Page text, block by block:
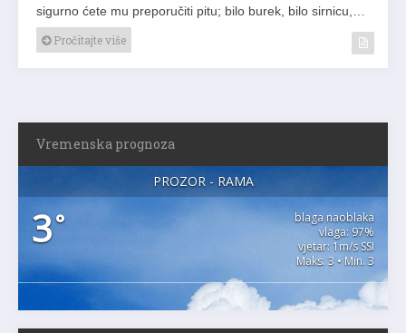
sigurno ćete mu preporučiti pitu; bilo burek, bilo sirnicu,…
Pročitajte više
Vremenska prognoza
PROZOR - RAMA
3°
blaga naoblaka
vlaga: 97%
vjetar: 1m/s SSI
Maks. 3 • Min. 3